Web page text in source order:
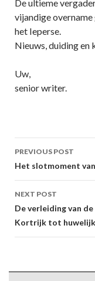
De ultieme
vijandige
het Ieperse.
Nieuws, duiding en
Uw,
senior writer.
Post
navigation
PREVIOUS POST
Het slotmoment
NEXT POST
De verleiding van
Kortrijk tot